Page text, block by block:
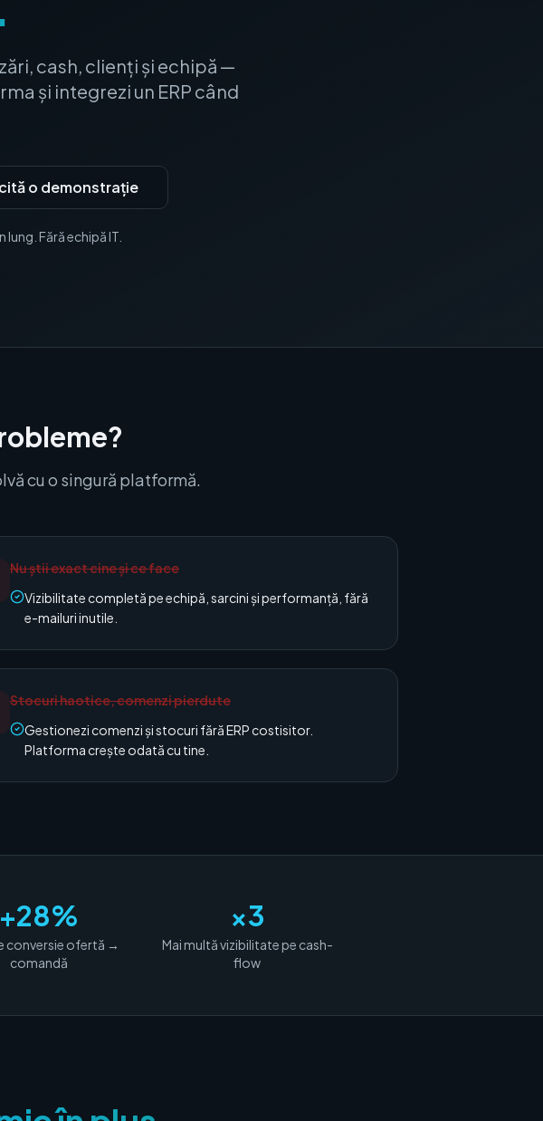
cash, clienți și echipă —
și integrezi un ERP când
o demonstrație
Fără echipă IT.
cu o singură platformă.
Nu știi exact cine și ce face
Vizibilitate completă pe echipă, sarcini și performanță, fără
e-mailuri inutile.
Stocuri haotice, comenzi pierdute
Gestionezi comenzi și stocuri fără ERP costisitor.
Platforma crește odată cu tine.
+28%
conversie ofertă →
comandă
×3
Mai multă vizibilitate pe cash-
flow